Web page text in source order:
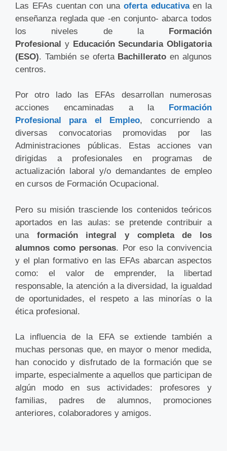
Las EFAs cuentan con una oferta educativaen la
enseñanza reglada que -en conjunto- abarca todos
los niveles de la Formación
Profesional y Educación Secundaria Obligatoria
(ESO). También se oferta Bachillerato en algunos
centros.
Por otro lado las EFAs desarrollan numerosas
acciones encaminadas a la
Formación
Profesional para el Empleo, concurriendo a
diversas convocatorias promovidas por las
Administraciones públicas. Estas acciones van
dirigidas a profesionales en programas de
actualización laboral y/o demandantes de empleo
en cursos de Formación Ocupacional.
Pero su misión trasciende los contenidos teóricos
aportados en las aulas: se pretende contribuir a
una formación integral y completa de los
alumnos como personas. Por eso la convivencia
y el plan formativo en las EFAs abarcan aspectos
como: el valor de emprender, la libertad
responsable, la atención a la diversidad, la igualdad
de oportunidades, el respeto a las minorías o la
ética profesional.
La influencia de la EFA se extiende también a
muchas personas que, en mayor o menor medida,
han conocido y disfrutado de la formación que se
imparte, especialmente a aquellos que participan de
algún modo en sus actividades: profesores y
familias, padres de alumnos, promociones
anteriores, colaboradores y amigos.